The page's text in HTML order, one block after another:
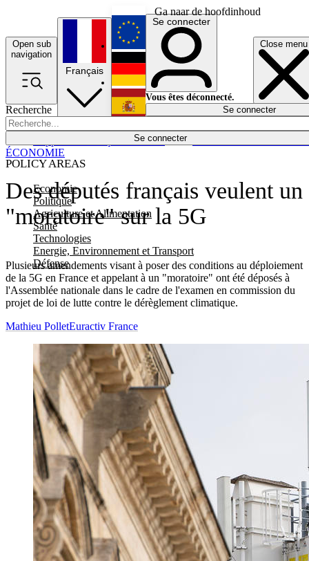
Ga naar de hoofdinhoud
Open sub
navigation
Close menu
Recherche
Se connecter
POLICY AREAS
Economie
Politique
Agriculture et Alimentation
Santé
Technologies
Energie, Environnement et Transport
Défense
Économie
Français
English
Deutsch
Español
Se connecter
Vous êtes déconnecté.
Se connecter
Des députés français veulent un
"moratoire" sur la 5G
Plusieurs amendements visant à poser des conditions au déploiement
de la 5G en France et appelant à un "moratoire" ont été déposés à
l'Assemblée nationale dans le cadre de l'examen en commission du
projet de loi de lutte contre le dérèglement climatique.
ÉCONOMIE
Mathieu PolletEuractiv France